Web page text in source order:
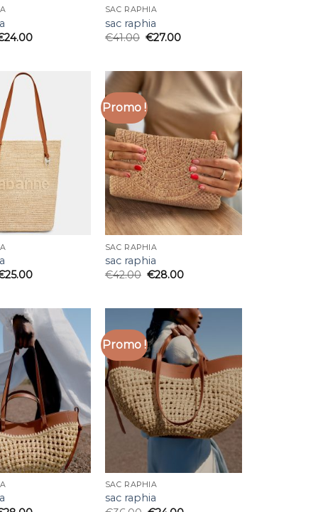
24.00
SAC RAPHIA
sac raphia
€41.00 €27.00
25.00
Promo !
SAC RAPHIA
sac raphia
€42.00 €28.00
Promo !
SAC RAPHIA
sac raphia